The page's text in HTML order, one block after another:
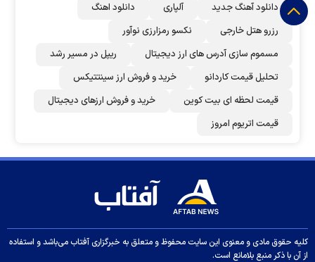
دانلود آهنگ جدید
آلپاری
دانلود اهنگ
رزرو هتل خارجی
نکسو رمزارزی نوآور
مسموم سازی آدرس های ارز دیجیتال
ریپل در مسیر رشد
تحلیل قیمت کاردانو
خرید و فروش ارز سینتتیکس
قیمت لحظه ای بیت کوین
خرید و فروش ارزهای دیجیتال
قیمت اتریوم امروز
کلیه حقوق مادی و معنوی این سایت محفوظ و متعلق به خبرگزاری آفتاب می‌باشد و استفاده
از آن با ذکر منبع بلامانع است.